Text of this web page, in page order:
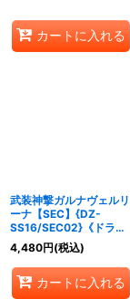
カートに入れる
武装神撃ガルナヴェルリ
ーナ【SEC】{DZ-
SS16/SEC02}《ドラゴ
ンエンパイア》
4,480円(税込)
カートに入れる